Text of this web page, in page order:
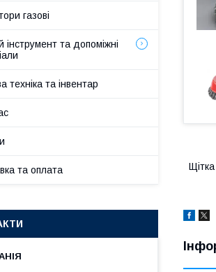
газові
інструмент та допоміжні
техніка та інвентар
та оплата